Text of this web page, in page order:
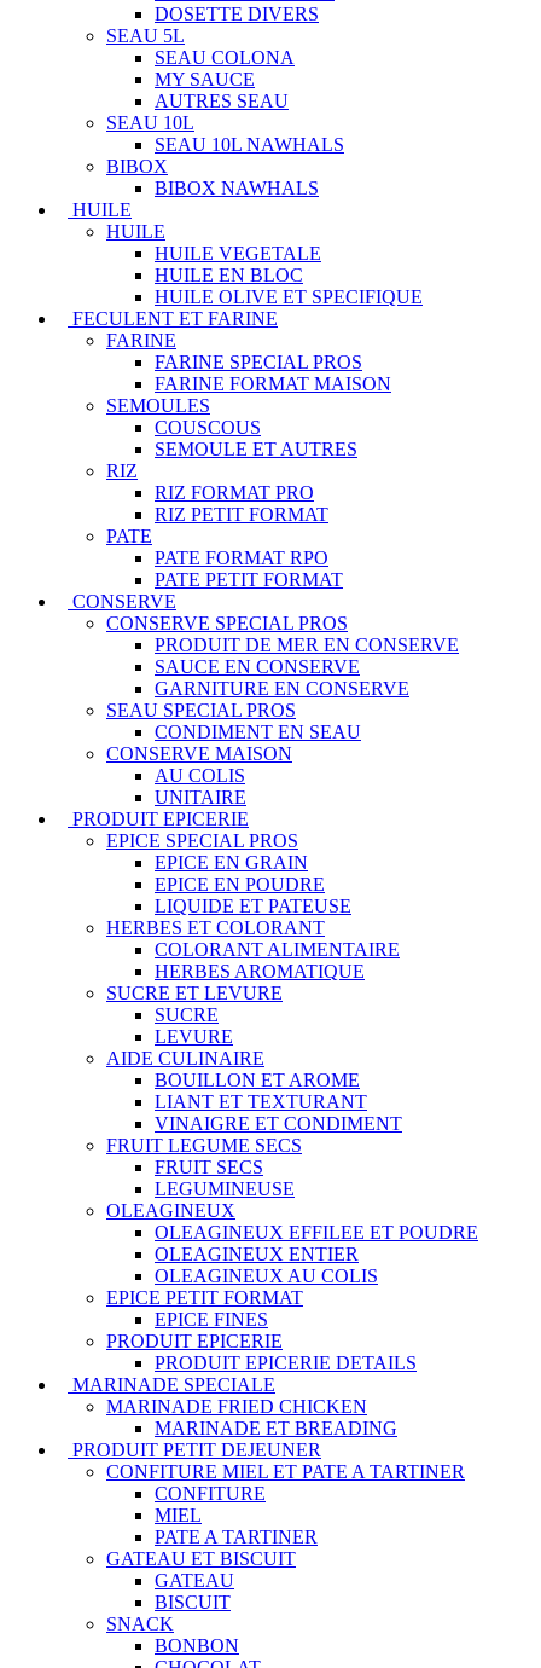
DOSETTE DIVERS
SEAU 5L
SEAU COLONA
MY SAUCE
AUTRES SEAU
SEAU 10L
SEAU 10L NAWHALS
BIBOX
BIBOX NAWHALS
HUILE
HUILE
HUILE VEGETALE
HUILE EN BLOC
HUILE OLIVE ET SPECIFIQUE
FECULENT ET FARINE
FARINE
FARINE SPECIAL PROS
FARINE FORMAT MAISON
SEMOULES
COUSCOUS
SEMOULE ET AUTRES
RIZ
RIZ FORMAT PRO
RIZ PETIT FORMAT
PATE
PATE FORMAT RPO
PATE PETIT FORMAT
CONSERVE
CONSERVE SPECIAL PROS
PRODUIT DE MER EN CONSERVE
SAUCE EN CONSERVE
GARNITURE EN CONSERVE
SEAU SPECIAL PROS
CONDIMENT EN SEAU
CONSERVE MAISON
AU COLIS
UNITAIRE
PRODUIT EPICERIE
EPICE SPECIAL PROS
EPICE EN GRAIN
EPICE EN POUDRE
LIQUIDE ET PATEUSE
HERBES ET COLORANT
COLORANT ALIMENTAIRE
HERBES AROMATIQUE
SUCRE ET LEVURE
SUCRE
LEVURE
AIDE CULINAIRE
BOUILLON ET AROME
LIANT ET TEXTURANT
VINAIGRE ET CONDIMENT
FRUIT LEGUME SECS
FRUIT SECS
LEGUMINEUSE
OLEAGINEUX
OLEAGINEUX EFFILEE ET POUDRE
OLEAGINEUX ENTIER
OLEAGINEUX AU COLIS
EPICE PETIT FORMAT
EPICE FINES
PRODUIT EPICERIE
PRODUIT EPICERIE DETAILS
MARINADE SPECIALE
MARINADE FRIED CHICKEN
MARINADE ET BREADING
PRODUIT PETIT DEJEUNER
CONFITURE MIEL ET PATE A TARTINER
CONFITURE
MIEL
PATE A TARTINER
GATEAU ET BISCUIT
GATEAU
BISCUIT
SNACK
BONBON